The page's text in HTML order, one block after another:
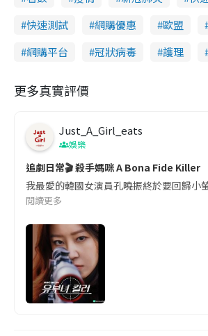
快速測試
網購優惠 歐盟
網購平台
冠狀病毒 護理
更多真實評價
Just_A_Girl_eats
娛樂
追劇日常🎬 殺手媽咪 A Bona Fide Killer
我最愛的韓國女演員孔曉振終於要回歸
閱讀更多